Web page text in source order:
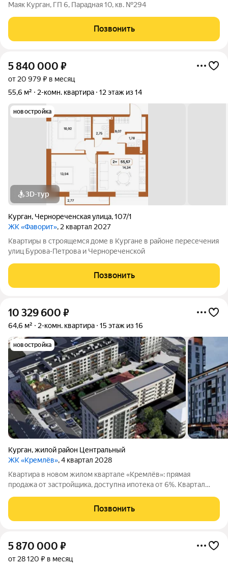
Маяк Курган, ГП 6, Парадная 10, кв. №294
Позвонить
5 840 000 ₽
от 20 979 ₽ в месяц
55,6 м²
2-комн. квартира 12 этаж из 14
новостройка
3D-тур
Курган, Чернореченская улица,107/1
ЖК «Фаворит», 2 квартал 2027
Квартиры в строящемся доме в Кургане в районе пересечения
улиц Бурова-Петрова и Чернореченской
Позвонить
10 329 600 ₽
64,6 м² 2-комн. квартира 15 этаж из 16
новостройка
Курган,жилой район Центральный
ЖК «Кремлёв», 4 квартал 2028
Квартира в новом жилом квартале «Кремлёв»: прямая
продажа от застройщика, доступна ипотека от 6%. Квартал
сходятся несколько крупных улиц. Рядом есть всё
необходимое для комфортной жизни:
Позвонить
5 870 000 ₽
от 28 120 ₽ в месяц